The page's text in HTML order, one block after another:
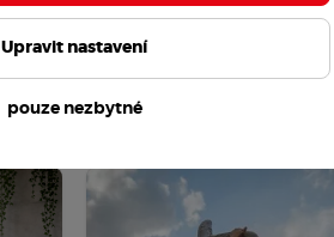
Upravit nastavení
pouze nezbytné